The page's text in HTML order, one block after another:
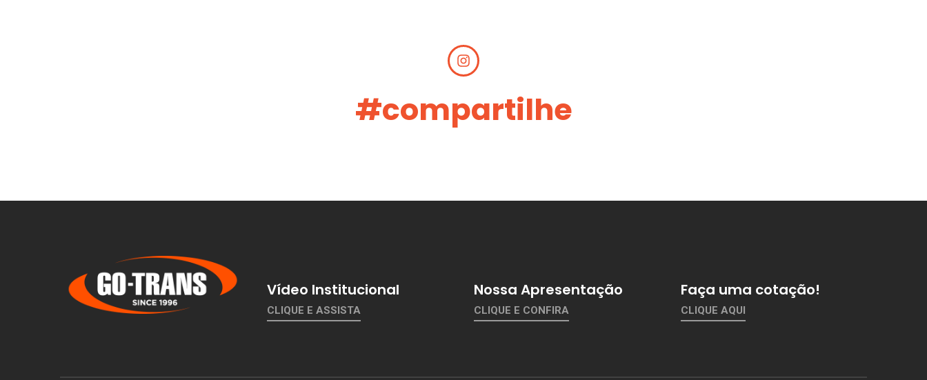
#compartilhe
Vídeo Institucional
CLIQUE E ASSISTA
Nossa Apresentação
CLIQUE E CONFIRA
Faça uma cotação!
CLIQUE AQUI